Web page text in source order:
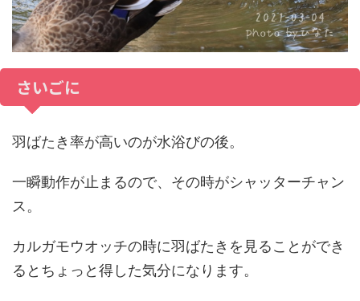
さいごに
羽ばたき率が高いのが水浴びの後。
一瞬動作が止まるので、その時がシャッターチャン
ス。
カルガモウオッチの時に羽ばたきを見ることができ
るとちょっと得した気分になります。